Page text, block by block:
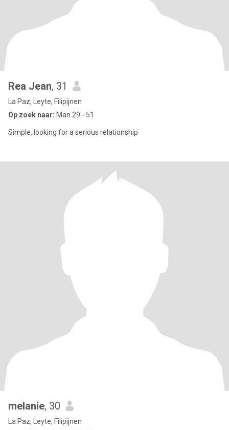
Rea Jean, 31
La Paz, Leyte, Filipijnen
Op zoek naar: Man 29 - 51
Simple, looking for a serious relationship
melanie, 30
La Paz, Leyte, Filipijnen